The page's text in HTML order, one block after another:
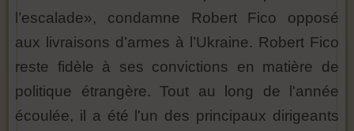
l’escalade», condamne Robert Fico opposé
aux livraisons d’armes à l’Ukraine. Robert Fico
reste fidèle à ses convictions en matière de
politique étrangère. Tout au long de l'année
écoulée, il a été l'un des principaux dirigeants